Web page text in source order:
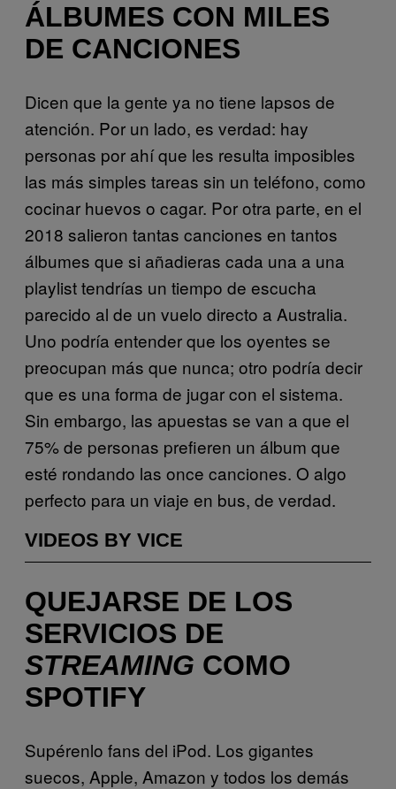
ÁLBUMES CON MILES
DE CANCIONES
Dicen que la gente ya no tiene lapsos de
atención. Por un lado, es verdad: hay
personas por ahí que les resulta imposibles
las más simples tareas sin un teléfono, como
cocinar huevos o cagar. Por otra parte, en el
2018 salieron tantas canciones en tantos
álbumes que si añadieras cada una a una
playlist tendrías un tiempo de escucha
parecido al de un vuelo directo a Australia.
Uno podría entender que los oyentes se
preocupan más que nunca; otro podría decir
que es una forma de jugar con el sistema.
Sin embargo, las apuestas se van a que el
75% de personas prefieren un álbum que
esté rondando las once canciones. O algo
perfecto para un viaje en bus, de verdad.
VIDEOS BY VICE
QUEJARSE DE LOS
SERVICIOS DE
STREAMING COMO
SPOTIFY
Supérenlo fans del iPod. Los gigantes
suecos, Apple, Amazon y todos los demás